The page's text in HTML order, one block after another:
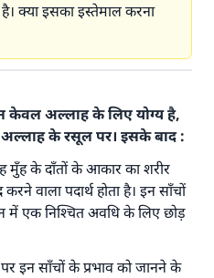
क्या इसका इस्तेमाल करना
केवल अल्लाह के लिए योग्य है,
अल्लाह के रसूल पर। इसके बाद :
मुँह के दाँतों के आकार का शरीर
वाला पदार्थ होता है। इन साँचों
में एक निश्चित अवधि के लिए छोड़
इन साँचों के प्रभाव को जानने के